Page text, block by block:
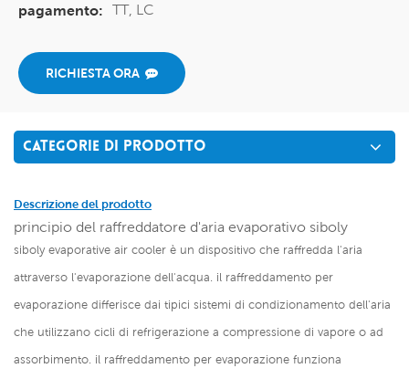
pagamento: TT, LC
RICHIESTA ORA
CATEGORIE DI PRODOTTO
Descrizione del prodotto
principio del raffreddatore d'aria evaporativo siboly
siboly evaporative air cooler è un dispositivo che raffredda l'aria
attraverso l'evaporazione dell'acqua. il raffreddamento per
evaporazione differisce dai tipici sistemi di condizionamento dell'aria
che utilizzano cicli di refrigerazione a compressione di vapore o ad
assorbimento. il raffreddamento per evaporazione funziona